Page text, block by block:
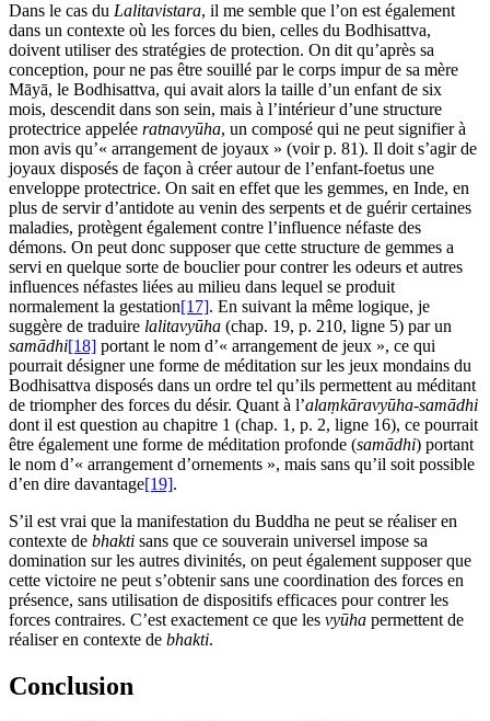
Dans le cas du Lalitavistara, il me semble que l’on est également
dans un contexte où les forces du bien, celles du Bodhisattva,
doivent utiliser des stratégies de protection. On dit qu’après sa
conception, pour ne pas être souillé par le corps impur de sa mère
Māyā, le Bodhisattva, qui avait alors la taille d’un enfant de six
mois, descendit dans son sein, mais à l’intérieur d’une structure
protectrice appelée ratnavyūha, un composé qui ne peut signifier à
mon avis qu’« arrangement de joyaux » (voir p. 81). Il doit s’agir de
joyaux disposés de façon à créer autour de l’enfant-foetus une
enveloppe protectrice. On sait en effet que les gemmes, en Inde, en
plus de servir d’antidote au venin des serpents et de guérir certaines
maladies, protègent également contre l’influence néfaste des
démons. On peut donc supposer que cette structure de gemmes a
servi en quelque sorte de bouclier pour contrer les odeurs et autres
influences néfastes liées au milieu dans lequel se produit
normalement la gestation[17]. En suivant la même logique, je
suggère de traduire lalitavyūha (chap. 19, p. 210, ligne 5) par un
samādhi[18] portant le nom d’« arrangement de jeux », ce qui
pourrait désigner une forme de méditation sur les jeux mondains du
Bodhisattva disposés dans un ordre tel qu’ils permettent au méditant
de triompher des forces du désir. Quant à l’alaṃkāravyūha-samādhi
dont il est question au chapitre 1 (chap. 1, p. 2, ligne 16), ce pourrait
être également une forme de méditation profonde (samādhi) portant
le nom d’« arrangement d’ornements », mais sans qu’il soit possible
d’en dire davantage[19].
S’il est vrai que la manifestation du Buddha ne peut se réaliser en
contexte de bhakti sans que ce souverain universel impose sa
domination sur les autres divinités, on peut également supposer que
cette victoire ne peut s’obtenir sans une coordination des forces en
présence, sans utilisation de dispositifs efficaces pour contrer les
forces contraires. C’est exactement ce que les vyūha permettent de
réaliser en contexte de bhakti.
Conclusion